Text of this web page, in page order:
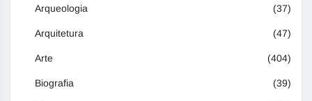
Arqueologia (37)
Arquitetura (47)
Arte (404)
Biografia (39)